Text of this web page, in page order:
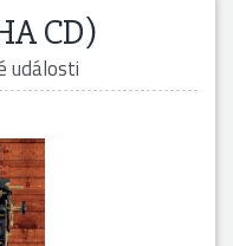
CD)
události